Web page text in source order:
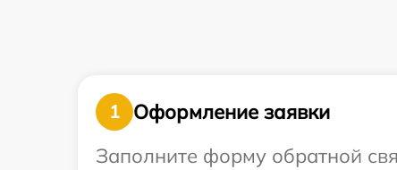
1
Оформление заявки
Заполните форму обратной